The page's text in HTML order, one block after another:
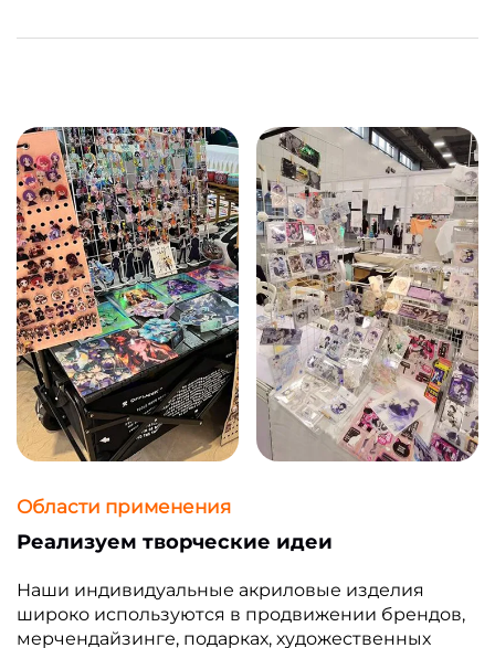
Области применения
Реализуем творческие идеи
Наши индивидуальные акриловые изделия
широко используются в продвижении брендов,
мерчендайзинге, подарках, художественных